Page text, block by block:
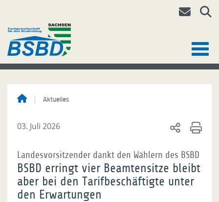
Aktuelles
03. Juli 2026
Landesvorsitzender dankt den Wählern des BSBD
BSBD erringt vier Beamtensitze bleibt
aber bei den Tarifbeschäftigte unter
den Erwartungen